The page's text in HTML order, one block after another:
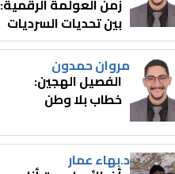
زمن العولمة الرقمية:
بين تحديات السرديات
وصناعة الوعي
مروان حمدون
الفصيل الهجين:
خطاب بلا وطن
د.بهاء عمار